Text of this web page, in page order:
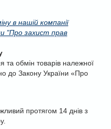
в нашій компанії
"Про захист прав
та обмін товарів належної
до Закону України «Про
протягом 14 днів з